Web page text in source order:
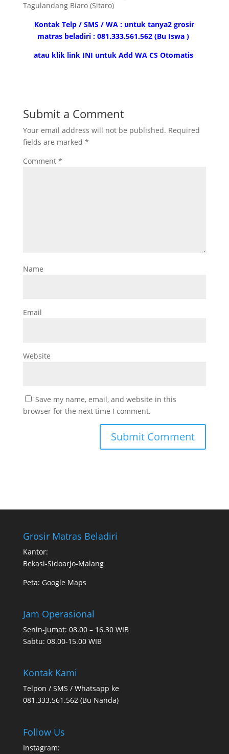
Tagulandang Biaro (Sitaro)
Kontak Telp / SMS / WA : untuk tanya2 grosir
matras beladiri : 081.333.561.562 (Bu Iswa )
atau klik link INI untuk Add WA CS Otomatis
Submit a Comment
Your email address will not be published. Required
fields are marked *
Comment *
Name
Email
Website
Save my name, email, and website in this
browser for the next time I comment.
Grosir Matras Beladiri
Kantor:
Bekasi-Sidoarjo-Malang
Peta: Google Maps
Jam Operasional
Senin-Jumat: 08.00 – 16.30 WIB
Sabtu: 08.00-15.00 WIB
Kontak Kami
Telpon / SMS / Whatsapp ke
081.333.561.562 (Bu Nanda)
Follow Us
Instagram: